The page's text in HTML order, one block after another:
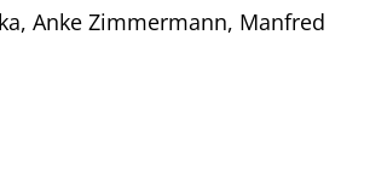
Anke Zimmermann, Manfred